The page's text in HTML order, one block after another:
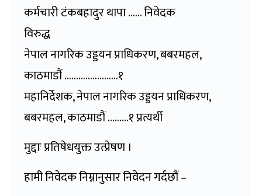
कर्मचारी टंकबहादुर थापा …… निवेदक
विरुद्ध
नेपाल नागरिक उड्डयन प्राधिकरण, बबरमहल,
काठमाडौं …………………..१
महानिर्देशक, नेपाल नागरिक उड्डयन प्राधिकरण,
बबरमहल, काठमाडौं ………१ प्रत्यर्थी
मुद्दाः प्रतिषेधयुक्त उत्प्रेषण ।
हामी निवेदक निम्नानुसार निवेदन गर्दछौं –